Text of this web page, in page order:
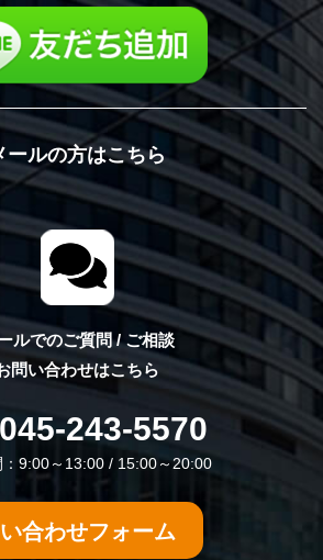
ールの方はこちら
ルでのご質問 / ご相談
問い合わせはこちら
243-5570
：9:00～13:00 / 15:00～20:00
合わせフォーム